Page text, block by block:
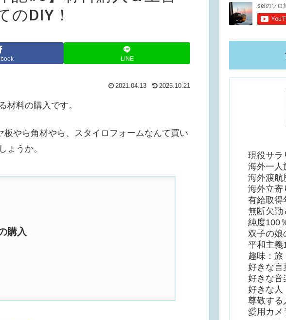
DIY！
LINE
2021.04.13 2025.10.21
材料の購入です。
やら角材やら、スタイロフォームなんて買い
ょうか。
購入
現役サラ
海外一人
海外渡航
海外立寄
有給取得
無断欠勤
純度100
双子の娘
平和主義
趣味：旅
好きな言
好きな音
好きな
尊敬する
愛用カメ